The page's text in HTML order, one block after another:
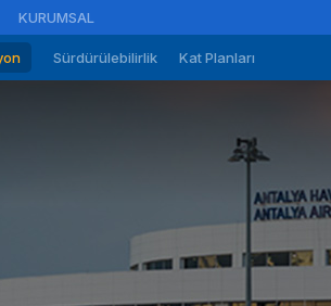
KURUMSAL
Sürdürülebilirlik Kat Planları